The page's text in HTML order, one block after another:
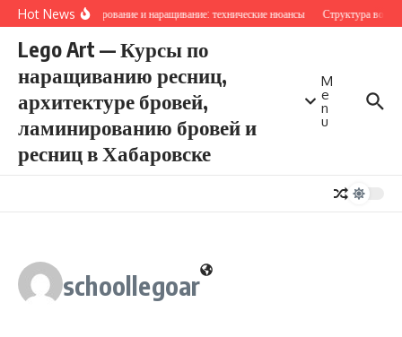
Перейти к содержанию
Hot NewsЛаминирование и наращивание: технические нюансы Структура
Lego Art — Курсы по
наращиванию ресниц,
архитектуре бровей,
ламинированию бровей и
ресниц в Хабаровске
M
e
n
u
schoollegoar